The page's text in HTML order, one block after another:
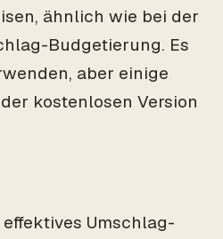
ähnlich wie bei der
Budgetierung. Es
aber einige
kostenlosen Version
Umschlag-